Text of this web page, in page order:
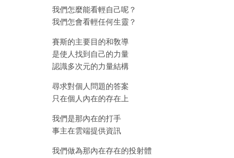
我們怎麼能看輕自己呢？
我們怎會看輕任何生靈？
賽斯的主要目的和敎導
是使人找到自己的力量
認識多次元的力量結構
尋求對個人問題的答案
只在個人內在的存在上
我們是那內在的打手
事主在雲端提供資訊
我們做為那內在存在的投射體